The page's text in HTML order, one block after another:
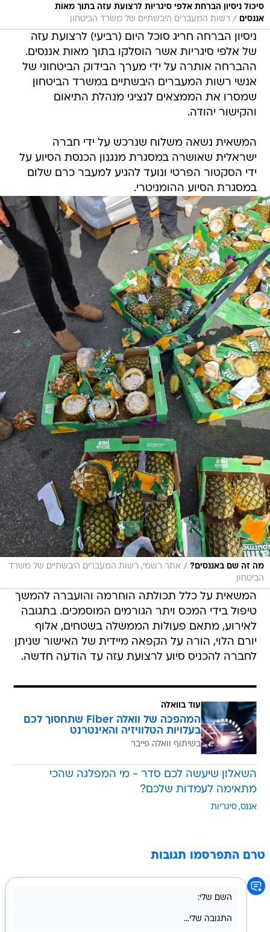
סיכול ניסיון הברחת אלפי סיגריות לרצועת עזה בתוך מאות
אננסים
/ רשות המעברים היבשתיים של משרד הביטחון
ניסיון הברחה חריג סוכל היום (רביעי) לרצועת עזה
של אלפי סיגריות אשר הוסלקו בתוך מאות אננסים.
ההברחה אותרה על ידי מערך הבידוק הביטחוני של
אנשי רשות המעברים היבשתיים במשרד הביטחון
שמסרו את הממצאים לנציגי מנהלת התיאום
והקישור יהודה.
המשאית נשאה משלוח שנרכש על ידי חברה
ישראלית שאושרה במסגרת מנגנון הכנסת הסיוע על
ידי הסקטור הפרטי ונועד להגיע למעבר כרם שלום
במסגרת הסיוע ההומניטרי.
מה זה שם באננסים? / אתר רשמי, רשות המעברים היבשתיים של משרד
הביטחון
המשאית על כלל תכולתה הוחרמה והועברה להמשך
טיפול בידי המכס ויתר הגורמים המוסמכים. בתגובה
לאירוע, מתאם פעולות הממשלה בשטחים, אלוף
יורם הלוי, הורה על הקפאה מיידית של האישור שניתן
לחברה להכניס סיוע לרצועת עזה עד הודעה חדשה.
עוד בוואלה
המהפכה של וואלה Fiber שתחסוך לכם
בעלויות הטלוויזיה והאינטרנט
בשיתוף וואלה פייבר
השאלון שיעשה לכם סדר - מי המפלגה שהכי
מתאימה לעמדות שלכם?
אננס סיגריות
טרם התפרסמו תגובות